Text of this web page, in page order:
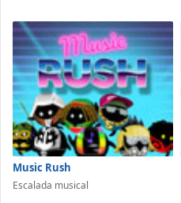
Music Rush
Escalada musical